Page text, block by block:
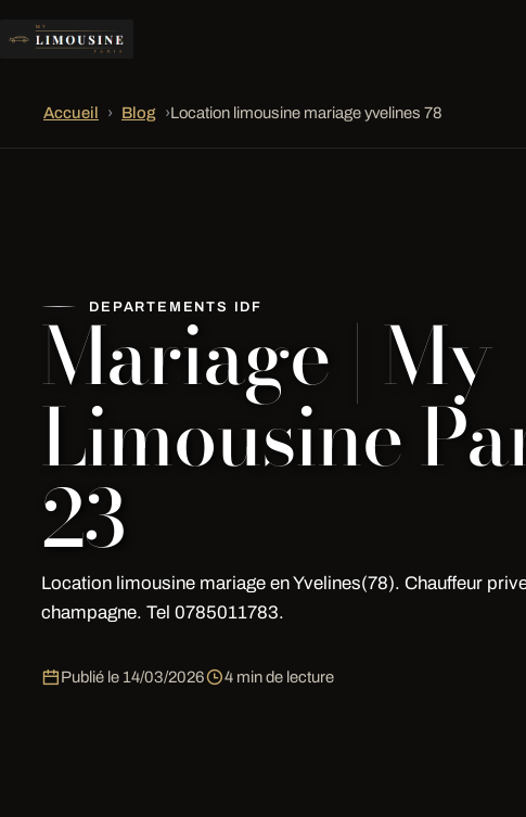
Accueil › Blog ›Location limousine mariage yvelines 78
DEPARTEMENTS IDF
Mariage | My
Limousine
23
Location limousine mariage en Yvelines(78). Chauffeur
champagne. Tel 0785011783.
Publié le 14/03/2026 4 min de lecture